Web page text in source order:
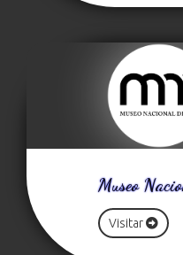
Museo
Visitar